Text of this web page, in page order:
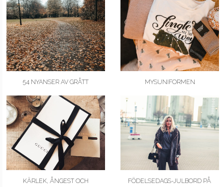
54 NYANSER AV GRÅTT
KÄRLEK, ÅNGEST OCH
MYSUNIFORMEN
FÖDELSEDAGS-JULBORD PÅ